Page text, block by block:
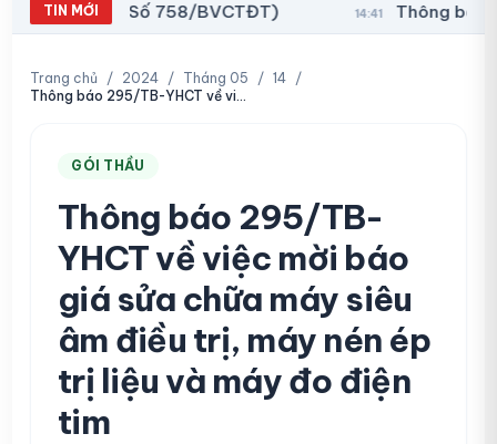
TIN MỚI
(Số 758/BVCTĐT) 14:41 Thông báo về việc
Trang chủ / 2024 / Tháng 05 / 14 /
Thông báo 295/TB-YHCT về việc mời báo giá sửa chữa máy siêu âm điều trị, máy nén ép trị liệu và máy đo điện tim
GÓI THẦU
Thông báo 295/TB-
YHCT về việc mời báo
giá sửa chữa máy siêu
âm điều trị, máy nén ép
trị liệu và máy đo điện
tim